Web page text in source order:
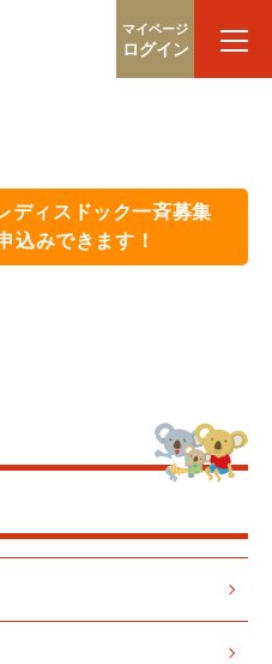
マイページ
ログイン
ディスドック一斉募集
込みできます！